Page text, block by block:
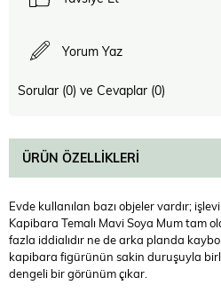
Yorum Yaz
Sorular (0) ve Cevaplar (0)
ÜRÜN ÖZELLIKLERI
Evde kullanılan bazı objeler vardır;
Kapibara Temalı Mavi Soya Mum tam
fazla iddialıdır ne de arka planda
kapibara figürünün sakin duruşuyla
dengeli bir görünüm çıkar.